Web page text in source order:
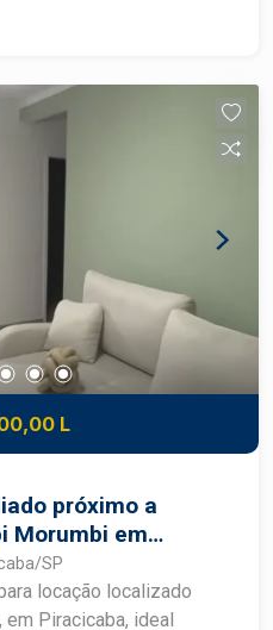
Se você
elegante e
de vida para toda a
este imóvel! Fale
Frias Neto!
L
próximo a
Morumbi em
SP
locação localizado
Piracicaba, ideal